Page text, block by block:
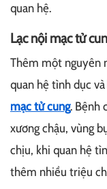
quan hệ.
Lạc nội mạc tử
Thêm một nguyên
quan hệ tình dục
mạc tử cung. Bệnh
xương chậu, vùng
chịu, khi quan hệ
thêm nhiều triệu